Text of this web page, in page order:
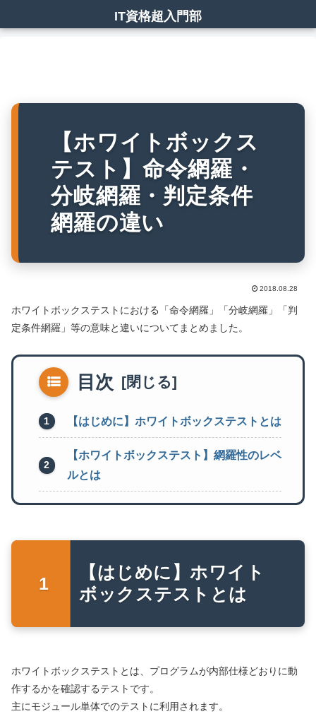
IT資格超入門部
【ホワイトボックス
テスト】命令網羅・
分岐網羅・判定条件
網羅の違い
2018.08.28
ホワイトボックステストにおける「命令網羅」「分岐網羅」「判
定条件網羅」等の意味と違いについてまとめました。
目次
【はじめに】ホワイトボックステストとは
【ホワイトボックステスト】網羅性のレベ
ルとは
【はじめに】ホワイト
ボックステストとは
ホワイトボックステストとは、プログラムが内部仕様どおりに動
作するかを確認するテストです。
主にモジュール単体でのテストに利用されます。